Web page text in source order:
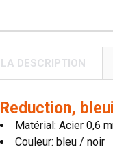
LA DESCRIPTION
Reduction,
Matérial: Acier 0,6
Couleur: bleu / noir